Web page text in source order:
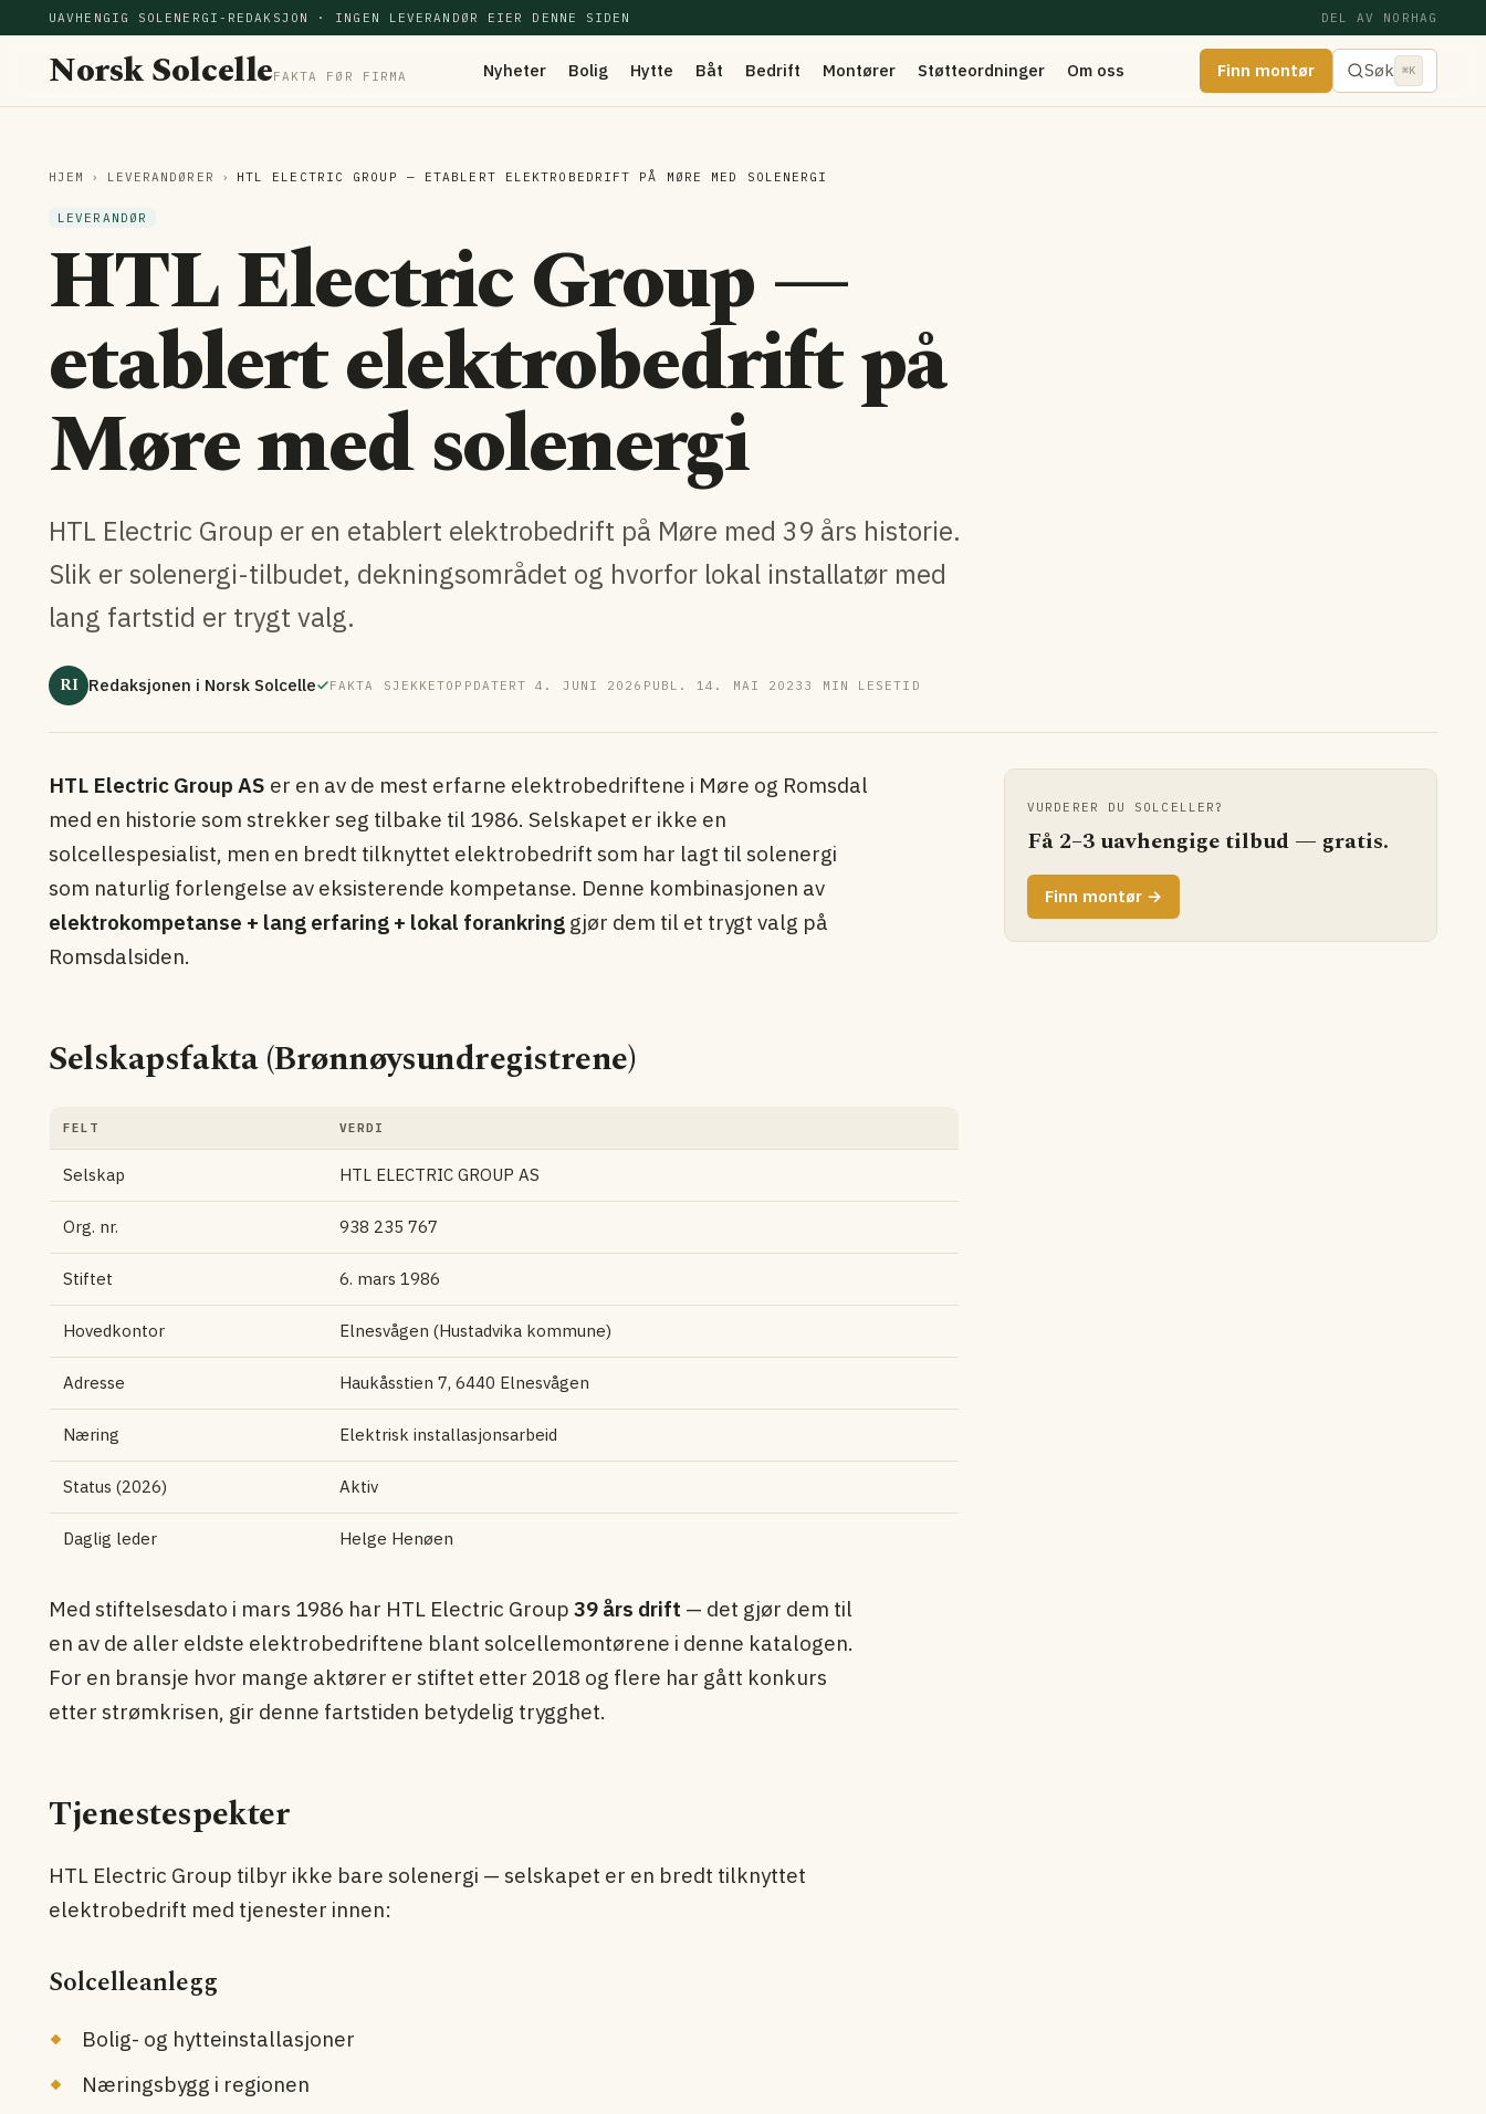
UAVHENGIG SOLENERGI-REDAKSJON · INGEN LEVERANDØR EIER DENNE SIDEN DEL AV NORHAG
Norsk SolcelleFAKTA FØR FIRMA Nyheter Bolig Hytte Båt Bedrift Montører Støtteordninger Om oss Finn montør Søk ⌘K
HJEM › LEVERANDØRER › HTL ELECTRIC GROUP — ETABLERT ELEKTROBEDRIFT PÅ MØRE MED SOLENERGI
LEVERANDØR
HTL Electric Group —
etablert elektrobedrift på
Møre med solenergi
HTL Electric Group er en etablert elektrobedrift på Møre med 39 års historie.
Slik er solenergi-tilbudet, dekningsområdet og hvorfor lokal installatør med
lang fartstid er trygt valg.
RI Redaksjonen i Norsk Solcelle FAKTA SJEKKETOPPDATERT 4. JUNI 2026 PUBL. 14. MAI 2023 3 MIN LESETID
VURDERER DU SOLCELLER?
Få 2–3 uavhengige tilbud — gratis.
Finn montør →
HTL Electric Group AS er en av de mest erfarne elektrobedriftene i Møre og Romsdal
med en historie som strekker seg tilbake til 1986. Selskapet er ikke en
solcellespesialist, men en bredt tilknyttet elektrobedrift som har lagt til solenergi
som naturlig forlengelse av eksisterende kompetanse. Denne kombinasjonen av
elektrokompetanse + lang erfaring + lokal forankring gjør dem til et trygt valg på
Romsdalsiden.
Selskapsfakta (Brønnøysundregistrene)
FELT VERDI
Selskap HTL ELECTRIC GROUP AS
Org. nr. 938 235 767
Stiftet 6. mars 1986
Hovedkontor Elnesvågen (Hustadvika kommune)
Adresse Haukåsstien 7, 6440 Elnesvågen
Næring Elektrisk installasjonsarbeid
Status (2026) Aktiv
Daglig leder Helge Henøen
Med stiftelsesdato i mars 1986 har HTL Electric Group 39 års drift — det gjør dem til
en av de aller eldste elektrobedriftene blant solcellemontørene i denne katalogen.
For en bransje hvor mange aktører er stiftet etter 2018 og flere har gått konkurs
etter strømkrisen, gir denne fartstiden betydelig trygghet.
Tjenestespekter
HTL Electric Group tilbyr ikke bare solenergi — selskapet er en bredt tilknyttet
elektrobedrift med tjenester innen:
Solcelleanlegg
Bolig- og hytteinstallasjoner
Næringsbygg i regionen